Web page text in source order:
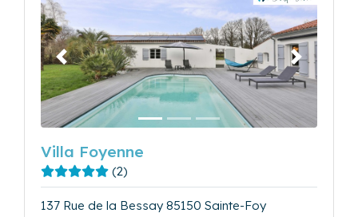
Précédent Suivant
Villa Foyenne
(2)
137 Rue de la Bessay 85150 Sainte-Foy